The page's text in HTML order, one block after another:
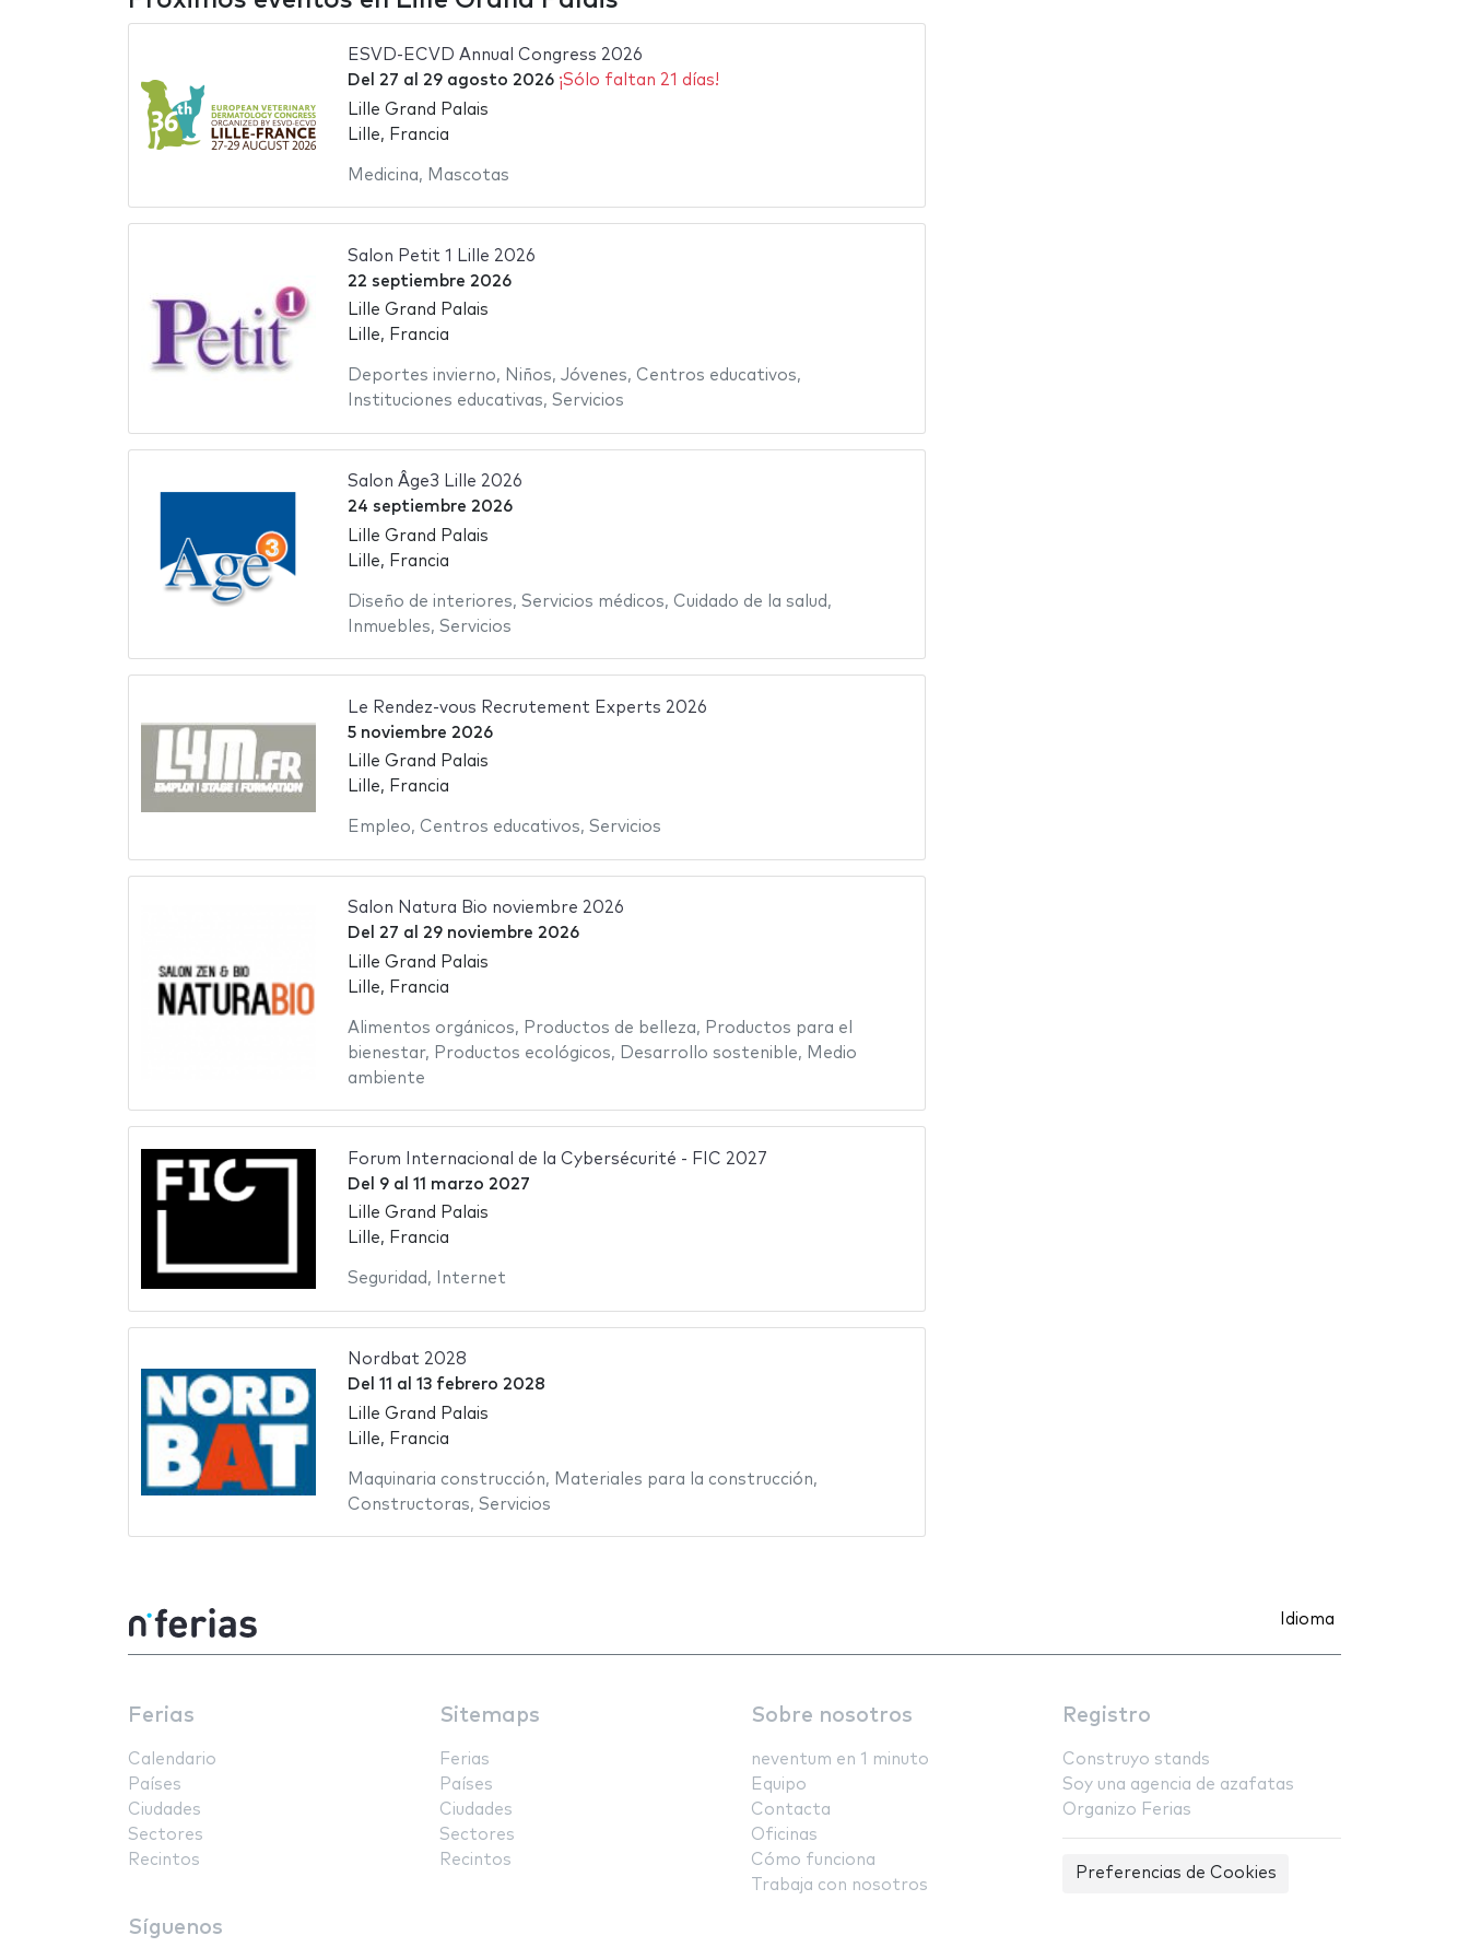
ESVD-ECVD Annual Congress 2026
Del 27 al 29 agosto 2026 ¡Sólo faltan 21 días!
Lille Grand Palais
Lille, Francia
Medicina, Mascotas
Salon Petit 1 Lille 2026
22 septiembre 2026
Lille Grand Palais
Lille, Francia
Deportes invierno, Niños, Jóvenes, Centros educativos,
Instituciones educativas, Servicios
Salon Âge3 Lille 2026
24 septiembre 2026
Lille Grand Palais
Lille, Francia
Diseño de interiores, Servicios médicos, Cuidado de la salud ,
Inmuebles, Servicios
Le Rendez-vous Recrutement Experts 2026
5 noviembre 2026
Lille Grand Palais
Lille, Francia
Empleo, Centros educativos, Servicios
Salon Natura Bio noviembre 2026
Del 27 al 29 noviembre 2026
Lille Grand Palais
Lille, Francia
Alimentos orgánicos, Productos de belleza, Productos para el
bienestar, Productos ecológicos, Desarrollo sostenible, Medio
ambiente
Forum Internacional de la Cybersécurité - FIC 2027
Del 9al 11 marzo 2027
Lille Grand Palais
Lille, Francia
Seguridad , Internet
Nordbat 2028
Del 11 al 13 febrero 2028
Lille Grand Palais
Lille, Francia
Maquinaria construcción, Materiales para la construcción,
Constructoras, Servicios
Idioma
Ferias
Calendario
Países
Ciudades
Sectores
Recintos
Sitemaps
Ferias
Países
Ciudades
Sectores
Recintos
Sobre nosotros
neventum en 1 minuto
Equipo
Contacta
Oficinas
Cómo funciona
Trabaja con nosotros
Registro
Construyo stands
Soy una agencia de azafatas
Organizo Ferias
Preferencias de Cookies
Síguenos